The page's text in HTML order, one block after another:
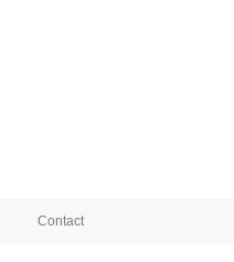
Contact